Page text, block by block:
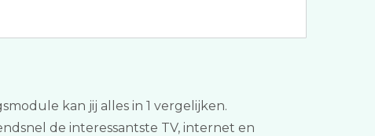
kan jij alles in 1 vergelijken.
de interessantste TV, internet en